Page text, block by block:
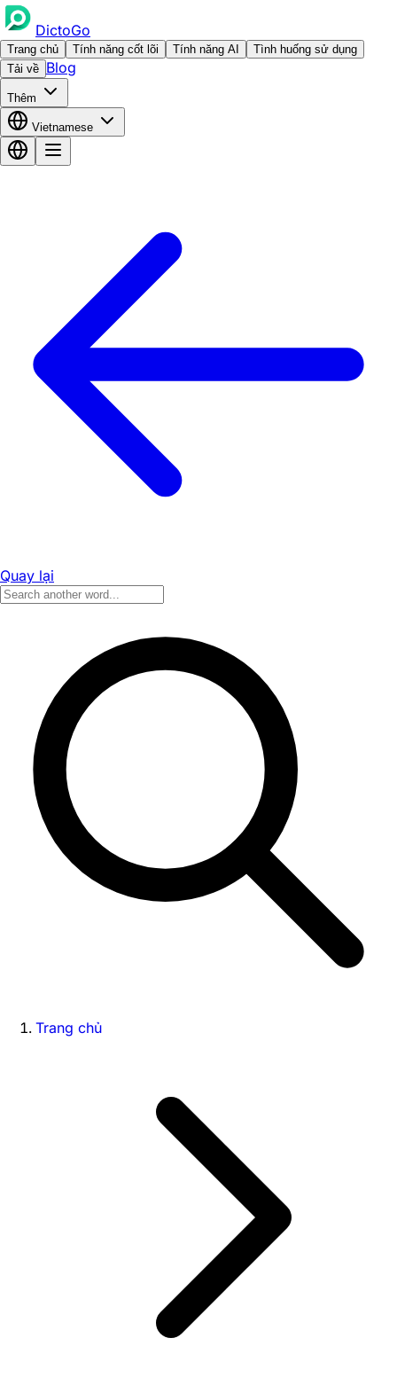
DictoGo
Trang chủ Tính năng cốt lõi Tính năng AI
Tình huống sử dụng
Tải về Blog
Thêm
Vietnamese
Quay lại
Trang chủ